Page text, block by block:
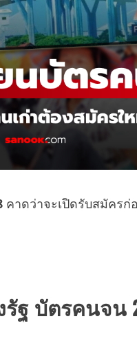
คาดว่าจะเปิดรับสมัคร
ฐ บัตรคนจน